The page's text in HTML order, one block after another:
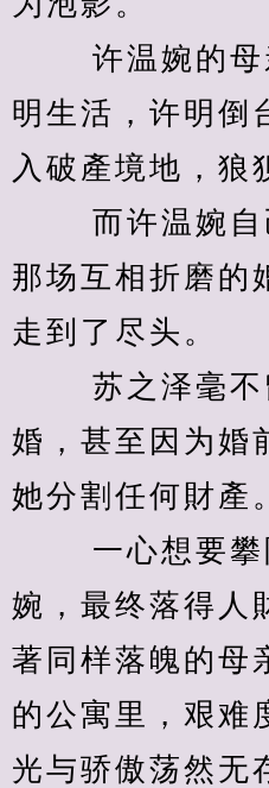
许温婉的母
明生活，许明倒
入破產境地，狼
而许温婉自
那场互相折磨的
走到了尽头。
苏之泽毫不
婚，甚至因为婚
她分割任何財產
一心想要攀
婉，最终落得人
著同样落魄的母
的公寓里，艰难
光与骄傲荡然无